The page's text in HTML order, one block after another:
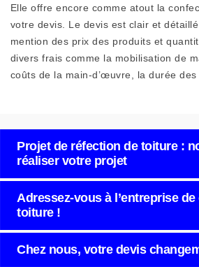
Elle offre encore comme atout la
votre devis. Le devis est clair et
mention des prix des produits et
divers frais comme la mobilisation de
coûts de la main-d’œuvre, la durée des
Projet de réfection de toiture :
réaliser votre projet
Adressez-vous à l’entreprise
toiture !
Chez nous, votre devis